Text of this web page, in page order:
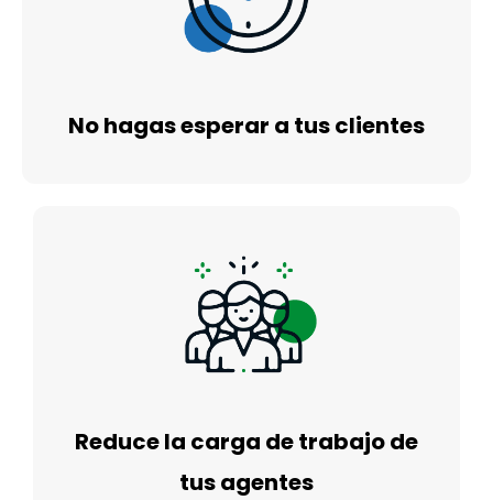
No hagas esperar a tus clientes
Reduce la carga de trabajo de
tus agentes